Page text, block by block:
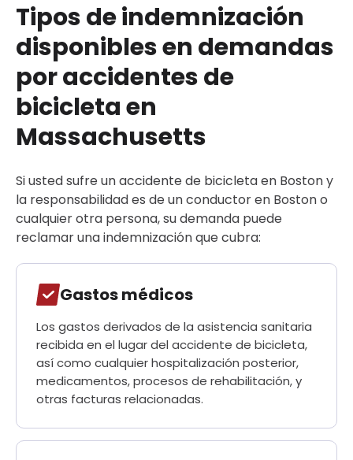
Tipos de indemnización
disponibles en demandas
por accidentes de
bicicleta en
Massachusetts
Si usted sufre un accidente de bicicleta en Boston y
la responsabilidad es de un conductor en Boston o
cualquier otra persona, su demanda puede
reclamar una indemnización que cubra:
Gastos médicos
Los gastos derivados de la asistencia sanitaria
recibida en el lugar del accidente de bicicleta,
así como cualquier hospitalización posterior,
medicamentos, procesos de rehabilitación, y
otras facturas relacionadas.